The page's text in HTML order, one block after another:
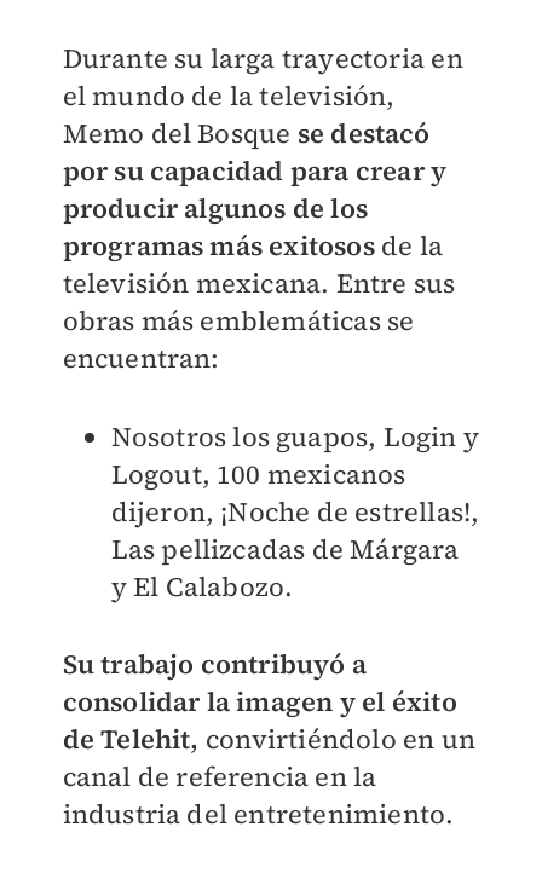
Durante su larga trayectoria en
el mundo de la televisión,
Memo del Bosque se destacó
por su capacidad para crear y
producir algunos de los
programas más exitososde la
televisión mexicana. Entre sus
obras más emblemáticas se
encuentran:
Nosotros los guapos, Login y
Logout, 100 mexicanos
dijeron, ¡Noche de estrellas!,
Las pellizcadas de Márgara
y El Calabozo.
Su trabajo contribuyó a
consolidar la imagen y el éxito
de Telehit, convirtiéndolo en un
canal de referencia en la
industria del entretenimiento.